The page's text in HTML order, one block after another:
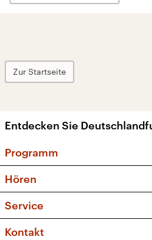
Zur Startseite
Entdecken Sie
Programm
Sendungen und
Musikliste
Kakadu – Das
Hören
Frequenzen (UKW +
Service
FAQ
Kontakt